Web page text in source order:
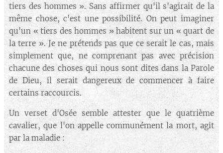
tiers des hommes ». Sans affirmer qu'il s'agirait de la
même chose, c'est une possibilité. On peut imaginer
qu'un « tiers des hommes » habitent sur un « quart de
la terre ». Je ne prétends pas que ce serait le cas, mais
simplement que, ne comprenant pas avec précision
chacune des choses qui nous sont dites dans la Parole
de Dieu, il serait dangereux de commencer à faire
certains raccourcis.
Un verset d'Osée semble attester que le quatrième
cavalier, que l'on appelle communément la mort, agit
par la maladie :